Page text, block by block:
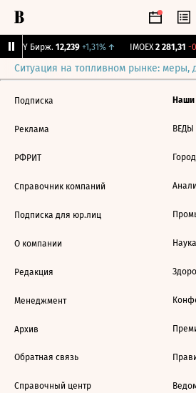
CNY Бирж. 12,239 +1,31%↑ IMOEX 2 281,31 -
Ситуация на топливном рынке: меры,
Подписка
Реклама
РФРИТ
Справочник компаний
Подписка для юр.лиц
О компании
Редакция
Менеджмент
Архив
Обратная связь
Справочный центр
Наши
ВЕДЫ
Город
Наука